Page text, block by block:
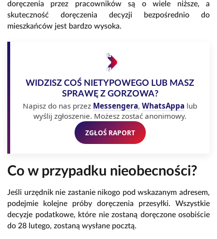
doręczenia przez pracowników są o wiele niższe, a
skuteczność doręczenia decyzji bezpośrednio do
mieszkańców jest bardzo wysoka.
WIDZISZ COŚ NIETYPOWEGO LUB MASZ
SPRAWĘ Z GORZOWA?
Napisz do nas przez Messengera, WhatsAppa lub
wyślij zgłoszenie. Możesz zostać anonimowy.
ZGŁOŚ RAPORT
Co w przypadku nieobecności?
Jeśli urzędnik nie zastanie nikogo pod wskazanym adresem,
podejmie kolejne próby doręczenia przesyłki. Wszystkie
decyzje podatkowe, które nie zostaną doręczone osobiście
do 28 lutego, zostaną wysłane pocztą.